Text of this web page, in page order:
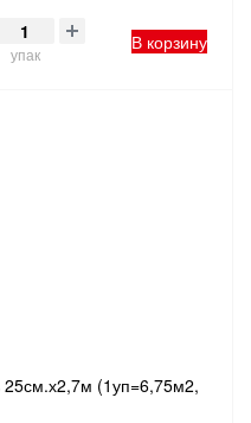
упак
В корзину
(1уп=6,75м2,